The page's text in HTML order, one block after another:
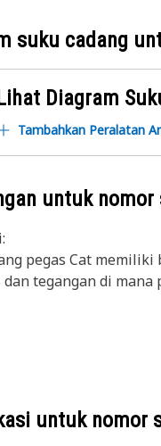
suku cadang
Lihat Diagram
Tambahkan Peralatan
untuk
pegas Cat
tegangan di
untuk nomor